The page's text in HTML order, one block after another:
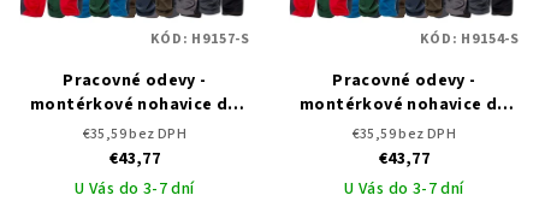
Pracovné odevy -
montérkové nohavice do
pása ARDON VISION -
skrátené
€35,59 bez DPH
€43,77
U Vás do 3-7 dní
KÓD: H9157-S
Pracovné odevy -
montérkové nohavice do
pása ARDON VISION -
predĺžené
€35,59 bez DPH
€43,77
U Vás do 3-7 dní
KÓD: H9154-S